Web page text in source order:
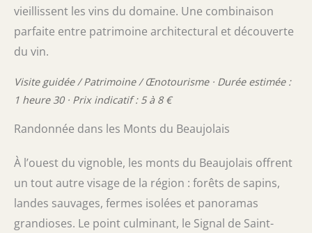
vieillissent les vins du domaine. Une combinaison
parfaite entre patrimoine architectural et découverte
du vin.
Visite guidée / Patrimoine / Œnotourisme · Durée estimée :
1 heure 30 · Prix indicatif : 5 à 8 €
Randonnée dans les Monts du Beaujolais
À l’ouest du vignoble, les monts du Beaujolais offrent
un tout autre visage de la région : forêts de sapins,
landes sauvages, fermes isolées et panoramas
grandioses. Le point culminant, le Signal de Saint-